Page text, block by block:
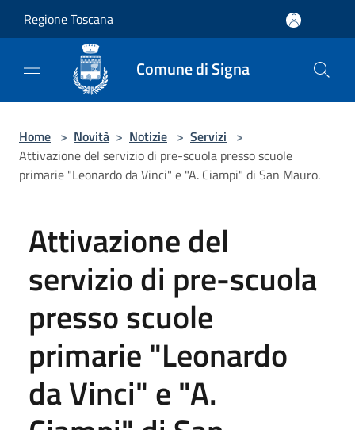
Regione Toscana
Comune di Signa
Home > Novità > Notizie > Servizi >
Attivazione del servizio di pre-scuola presso scuole
primarie "Leonardo da Vinci" e "A. Ciampi" di San Mauro.
Attivazione del
servizio di pre-scuola
presso scuole
primarie "Leonardo
da Vinci" e "A.